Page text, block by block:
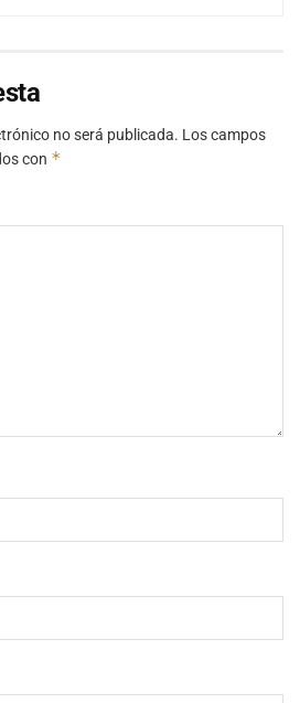
no será publicada. Los campos
con *